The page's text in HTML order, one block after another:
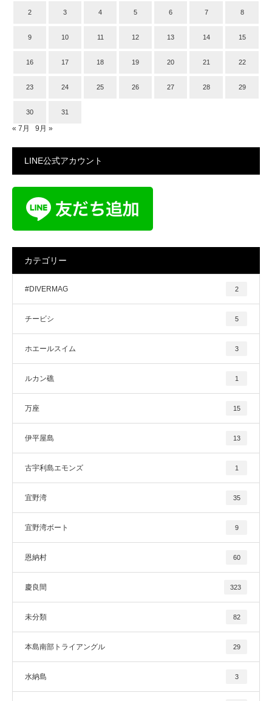
2 3 4 5 6 7 8
9 10 11 12 13 14 15
16 17 18 19 20 21 22
23 24 25 26 27 28 29
30 31
« 7月 9月 »
LINE公式アカウント
カテゴリー
#DIVERMAG 2
チービシ 5
ホエールスイム 3
ルカン礁 1
万座 15
伊平屋島 13
古宇利島エモンズ 1
宜野湾 35
宜野湾ボート 9
恩納村 60
慶良間 323
未分類 82
本島南部トライアングル 29
水納島 3